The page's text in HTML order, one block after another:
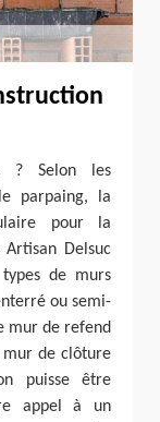
? Selon les
parpaing, la
pour la
Delsuc
de murs
ou semi-
mur de refend
de clôture
puisse être
appel à un